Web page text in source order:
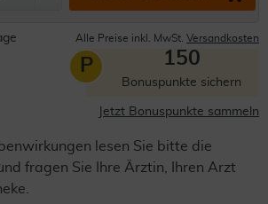
Alle Preise inkl. MwSt. Versandkosten
P 150
Bonuspunkte sichern
Jetzt Bonuspunkte sammeln
lesen Sie bitte die
fragen Sie Ihre Ärztin, Ihren Arzt